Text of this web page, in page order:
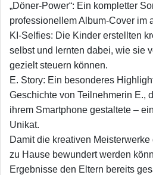
​„Döner-Power“: Ein kompletter
professionellem Album-Cover im
​KI-Selfies: Die Kinder erstellten
selbst und lernten dabei, wie sie
gezielt steuern können.
​E. Story: Ein besonderes
Geschichte von Teilnehmerin E.,
ihrem Smartphone gestaltete –
Unikat.
Damit die kreativen
zu Hause bewundert werden
Ergebnisse den Eltern bereits